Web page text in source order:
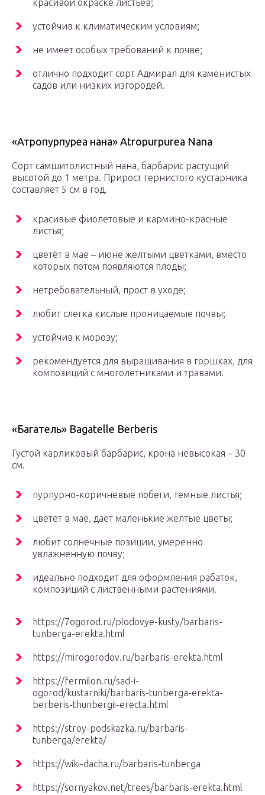
красивой окраске листьев;
устойчив к климатическим условиям;
не имеет особых требований к почве;
отлично подходит сорт Адмирал для каменистых
садов или низких изгородей.
«Атропурпуреа нана» Atropurpurea Nana
Сорт самшитолистный нана, барбарис растущий
высотой до 1 метра. Прирост тернистого кустарника
составляет 5 см в год.
красивые фиолетовые и кармино-красные
листья;
цветёт в мае – июне желтыми цветками, вместо
которых потом появляются плоды;
нетребовательный, прост в уходе;
любит слегка кислые проницаемые почвы;
устойчив к морозу;
рекомендуется для выращивания в горшках, для
композиций с многолетниками и травами.
«Багатель» Bagatelle Berberis
Густой карликовый барбарис, крона невысокая – 30
см.
пурпурно-коричневые побеги, темные листья;
цветет в мае, дает маленькие желтые цветы;
любит солнечные позиции, умеренно
увлажненную почву;
идеально подходит для оформления рабаток,
композиций с лиственными растениями.
https://7ogorod.ru/plodovye-kusty/barbaris-
tunberga-erekta.html
https://mirogorodov.ru/barbaris-erekta.html
https://fermilon.ru/sad-i-
ogorod/kustarniki/barbaris-tunberga-erekta-
berberis-thunbergii-erecta.html
https://stroy-podskazka.ru/barbaris-
tunberga/erekta/
https://wiki-dacha.ru/barbaris-tunberga
https://sornyakov.net/trees/barbaris-erekta.html